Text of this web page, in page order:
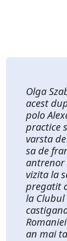
Olga
acest
polo
practice
varsta
sa de
antrenor
vizita la
pregatit
la Clubul
an mai